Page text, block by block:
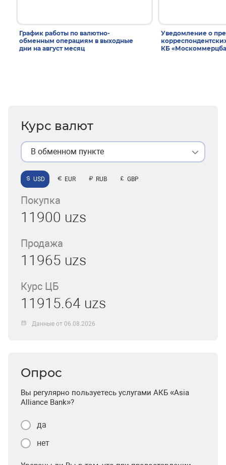
График работы по валютно-
обменным операциям в выходные
дни на август месяц
Уведомление о
КБ
Курс валют
В обменном пункте
USD EUR RUB GBP
Покупка
11900 uzs
Продажа
11965 uzs
Курс ЦБ
11915.64 uzs
Данные от 06.08.2026
Опрос
Вы регулярно пользуетесь услугами АКБ «Asia
Alliance Bank»?
да
нет